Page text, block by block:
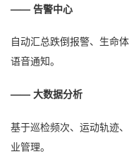
—— 告警中心
自动汇总跌倒报警、生命
语音通知。
—— 大数据分析
基于巡检频次、运动轨迹
业管理。